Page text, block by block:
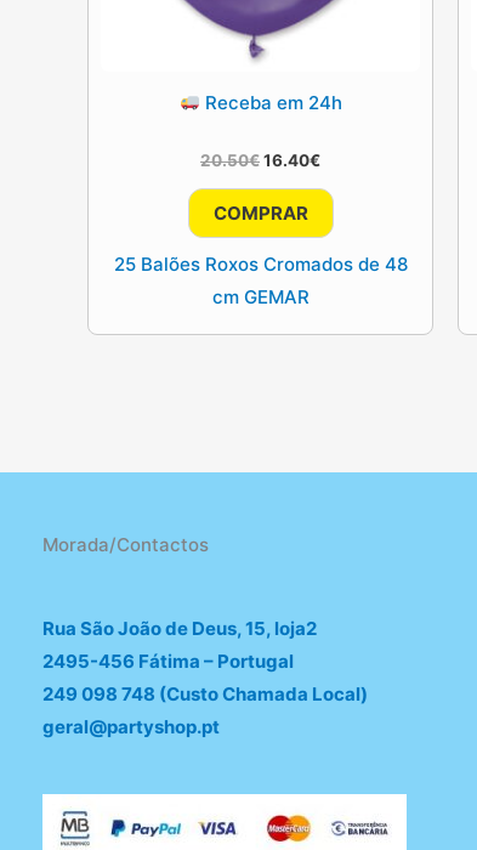
Receba em 24h
20.50€O
era:
20.50€.
16.40€O
atual
é:
16.40€.
COMPRAR
25 Balões Roxos Cromados de 48
cm GEMAR
Morada/Contactos
Rua São João de Deus, 15, loja2
2495-456 Fátima – Portugal
249 098 748 (Custo Chamada Local)
geral@partyshop.pt